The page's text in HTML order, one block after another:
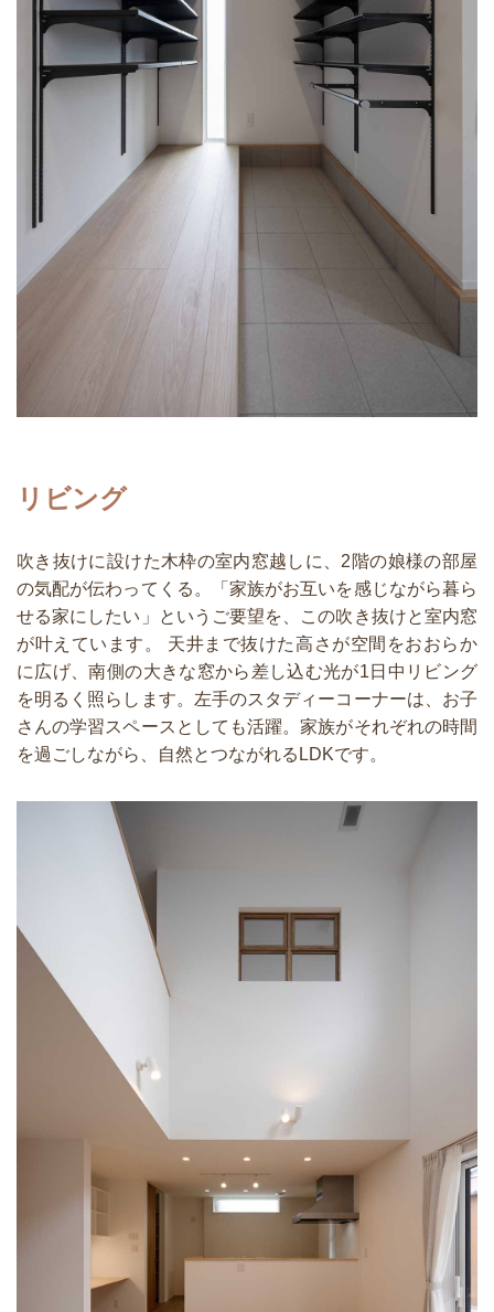
リビング
吹き抜けに設けた木枠の室内窓越しに、2階の娘様の部屋
の気配が伝わってくる。「家族がお互いを感じながら暮ら
せる家にしたい」というご要望を、この吹き抜けと室内窓
が叶えています。 天井まで抜けた高さが空間をおおらか
に広げ、南側の大きな窓から差し込む光が1日中リビング
を明るく照らします。左手のスタディーコーナーは、お子
さんの学習スペースとしても活躍。家族がそれぞれの時間
を過ごしながら、自然とつながれるLDKです。